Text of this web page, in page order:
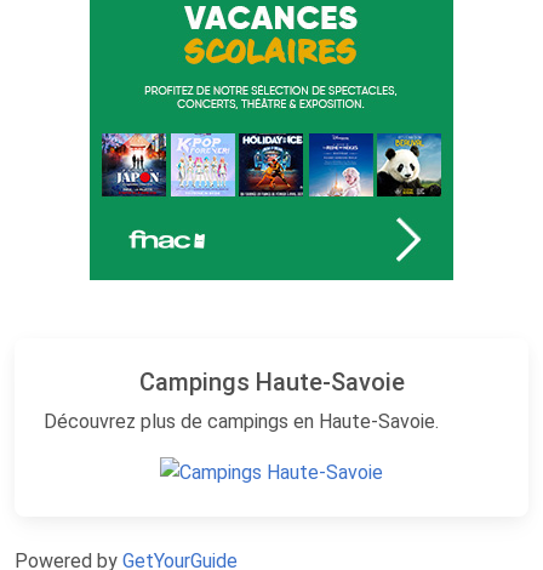
Campings Haute-Savoie
Découvrez plus de campings en Haute-Savoie.
Powered by GetYourGuide